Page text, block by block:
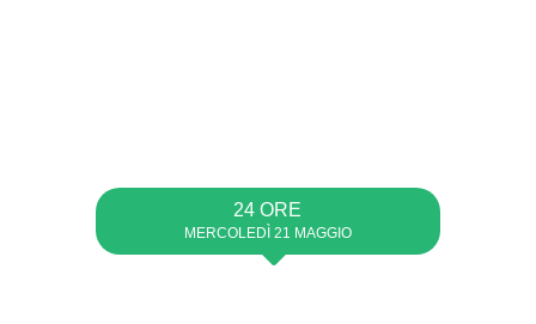
24 ORE
MERCOLEDÌ 21 MAGGIO